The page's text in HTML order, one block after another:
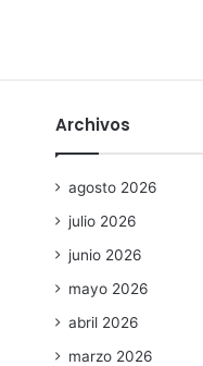
Archivos
agosto 2026
julio 2026
junio 2026
mayo 2026
abril 2026
marzo 2026